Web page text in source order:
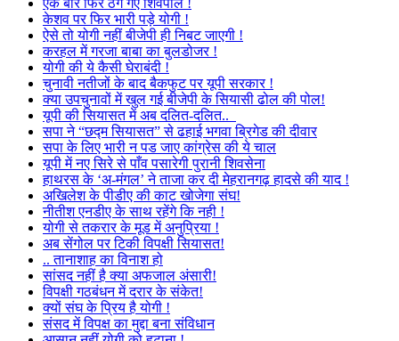
एक बार फिर ठगे गए शिवपाल !
केशव पर फिर भारी पड़े योगी !
ऐसे तो योगी नहीं बीजेपी ही निबट जाएगी !
करहल में गरजा बाबा का बुलडोजर !
योगी की ये कैसी घेराबंदी !
चुनावी नतीजों के बाद बैकफुट पर यूपी सरकार !
क्या उपचुनावों में खुल गई बीजेपी के सियासी ढोल की पोल!
यूपी की सियासत में अब दलित-दलित..
सपा ने “छद्म सियासत” से ढहाई भगवा ब्रिगेड की दीवार
सपा के लिए भारी न पड जाए कांग्रेस की ये चाल
यूपी में नए सिरे से पाँव पसारेगी पुरानी शिवसेना
हाथरस के ‘अ-मंगल’ ने ताजा कर दी मेहरानगढ़ हादसे की याद !
अखिलेश के पीडीए की काट खोजेगा संघ!
नीतीश एनडीए के साथ रहेंगे कि नही !
योगी से तकरार के मूड में अनुप्रिया !
अब सेंगोल पर टिकी विपक्षी सियासत!
.. तानाशाह का विनाश हो
सांसद नहीं है क्या अफजाल अंसारी!
विपक्षी गठबंधन में दरार के संकेत!
क्यों संघ के प्रिय है योगी !
संसद में विपक्ष का मुद्दा बना संविधान